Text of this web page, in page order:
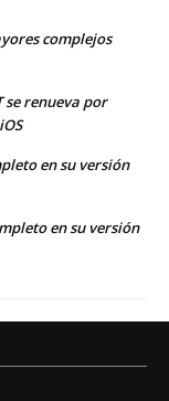
complejos
se renueva por
en su versión
en su versión